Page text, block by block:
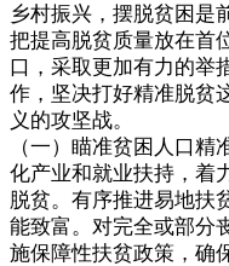
乡村振兴，摆脱贫困是
把提高脱贫质量放在首
口，采取更加有力的举
作，坚决打好精准脱贫
义的攻坚战。
（一）瞄准贫困人口
化产业和就业扶持，着
脱贫。有序推进易地扶
能致富。对完全或部分
施保障性扶贫政策，确